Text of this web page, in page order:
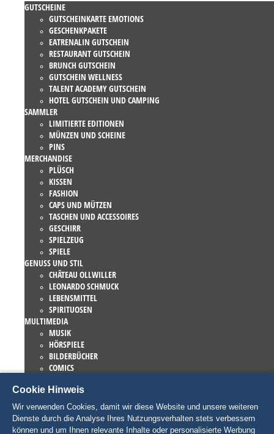
GUTSCHEINE
GUTSCHEINKARTE EMOTIONS
GESCHENKPAKETE
EATRENALIN GUTSCHEIN
RESTAURANT GUTSCHEIN
BRUNCH GUTSCHEIN
GUTSCHEIN WELLNESS
TALENT ACADEMY GUTSCHEIN
HOTEL GUTSCHEIN UND CAMPING
SAMMLER
LIMITIERTE EDITIONEN
MÜNZEN UND SCHEINE
PINS
MERCHANDISE
PLÜSCH
KISSEN
FASHION
CAPS UND MÜTZEN
TASCHEN UND ACCESSOIRES
GESCHIRR
SPIELZEUG
SPIELE
GENUSS UND STIL
CHÂTEAU OLLWILLER
LEONARDO SCHMUCK
LEBENSMITTEL
SPIRITUOSEN
MULTIMEDIA
MUSIK
HÖRSPIELE
BILDERBÜCHER
COMICS
EUROPA-PARK BÜCHER
GAMES UND FILME
KOLLEKTIONEN
EUROPA-PARK ATTRAKTIONEN
Cookie Hinweis
Wir verwenden Cookies, damit wir diese Website und unsere weiteren
Dienste durch die Analyse Ihres Nutzungsverhalten stets verbessern
können und um Ihnen relevante Inhalte oder personalisierte Werbung